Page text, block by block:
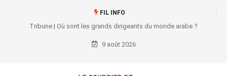
FIL INFO
Tribune | Où sont les grands dirigeants du monde arabe ?
9 août 2026